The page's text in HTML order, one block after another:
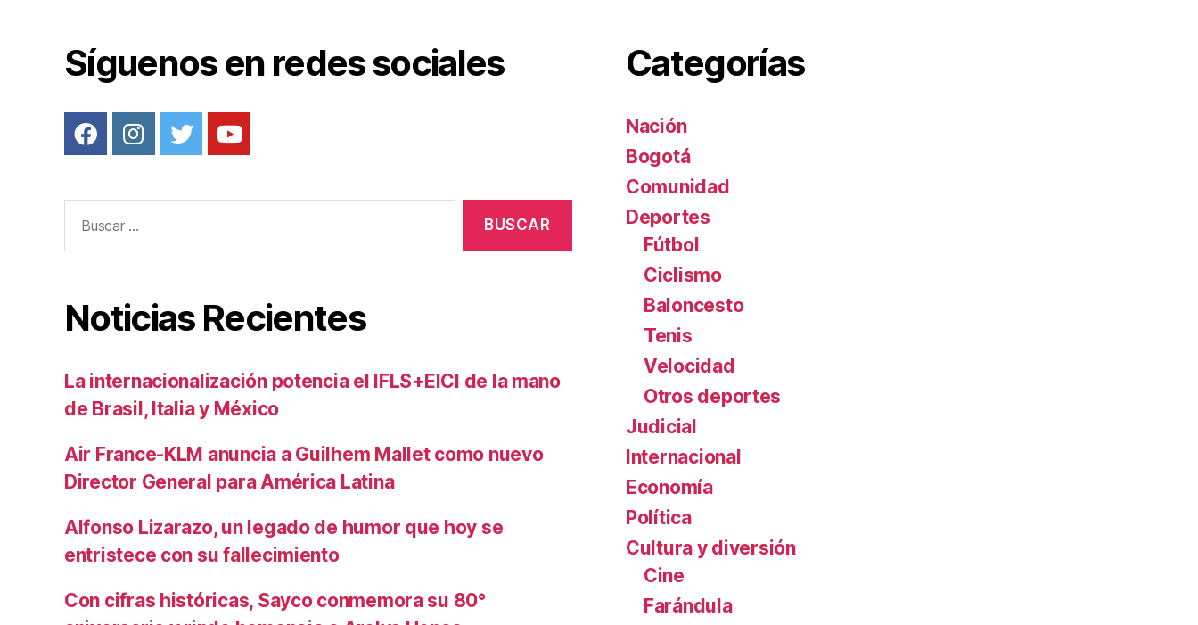
Síguenos en redes sociales
Noticias Recientes
La internacionalización potencia el IFLS+EICI de la mano
de Brasil, Italia y México
Air France-KLM anuncia a Guilhem Mallet como nuevo
Director General para América Latina
Alfonso Lizarazo, un legado de humor que hoy se
entristece con su fallecimiento
Con cifras históricas, Sayco conmemora su 80°
Categorías
Nación
Bogotá
Comunidad
Deportes
Fútbol
Ciclismo
Baloncesto
Tenis
Velocidad
Otros deportes
Judicial
Internacional
Economía
Política
Cultura y diversión
Cine
Farándula